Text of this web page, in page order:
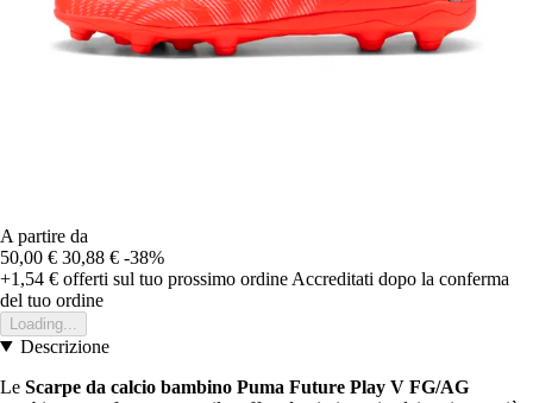
A partire da
50,00 € 30,88 € -38%
+1,54 € offerti sul tuo prossimo ordine Accreditati dopo la conferma
del tuo ordine
Loading...
Descrizione
Le Scarpe da calcio bambino Puma Future Play V FG/AG